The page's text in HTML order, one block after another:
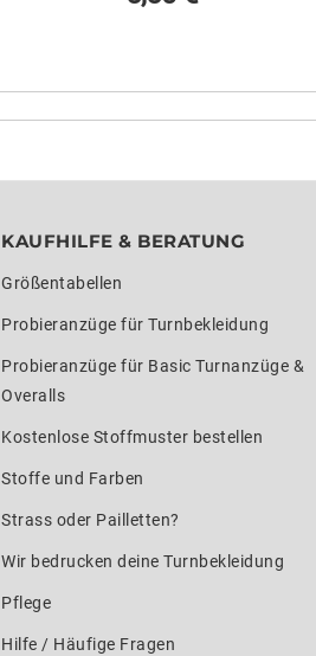
KAUFHILFE & BERATUNG
Größentabellen
Probieranzüge für Turnbekleidung
Probieranzüge für Basic Turnanzüge &
Overalls
Kostenlose Stoffmuster bestellen
Stoffe und Farben
Strass oder Pailletten?
Wir bedrucken deine Turnbekleidung
Pflege
Hilfe / Häufige Fragen